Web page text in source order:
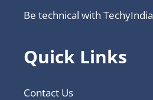
Be technical with TechyIndia
Quick Links
Contact Us